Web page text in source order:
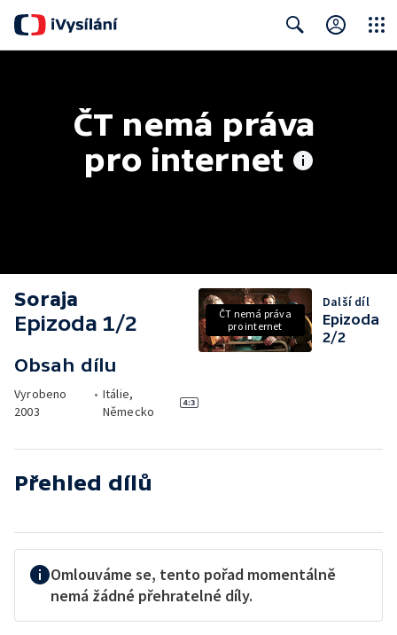
ČT nemá práva
pro internet
Soraja
Epizoda 1/2
Obsah dílu
Vyrobeno
2003
• Itálie,
Německo
ČT nemá práva
pro internet
Další díl
Epizoda
2/2
Přehled dílů
Omlouváme se, tento pořad momentálně
nemá žádné přehratelné díly.